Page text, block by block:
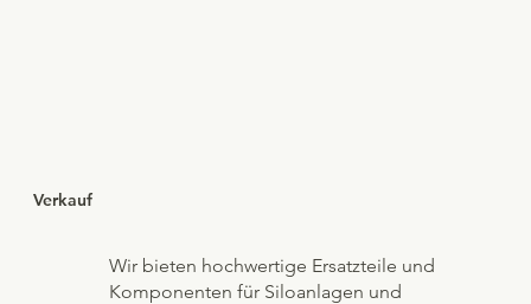
Verkauf
Wir bieten hochwertige Ersatzteile und
Komponenten für Siloanlagen und